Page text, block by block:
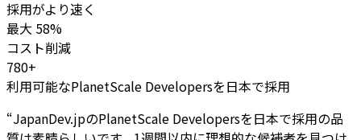
採用がより速く
最大 58%
コスト削減
780+
利用可能なPlanetScale Developersを日本で採用
“JapanDev.jpのPlanetScale Developersを日本で採用の品